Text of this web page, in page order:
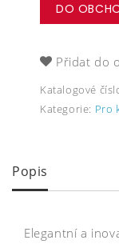
DO
Přidat do
Katalogové
Kategorie: Pro
Popis
Elegantní a